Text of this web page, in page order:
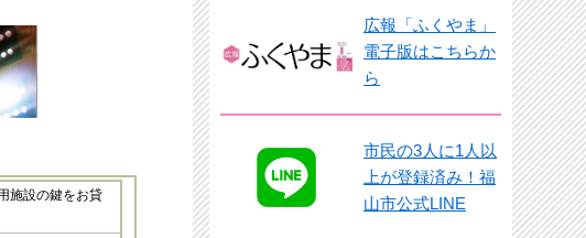
施設の鍵をお貸
広報「ふくやま」
電子版はこちらか
ら
市民の3人に1人以
上が登録済み！福
山市公式LINE